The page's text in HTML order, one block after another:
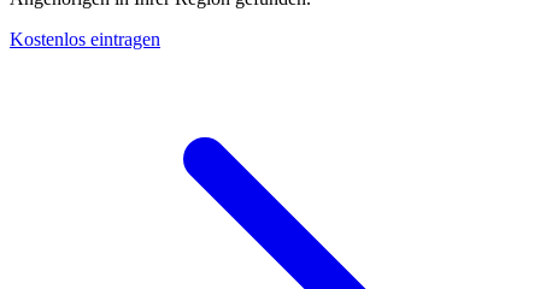
Kostenlos eintragen